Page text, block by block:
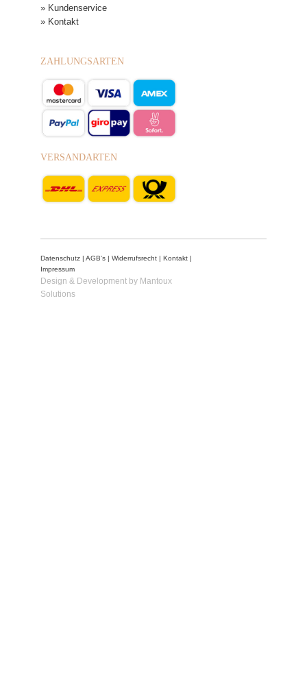
» Kundenservice
» Kontakt
ZAHLUNGSARTEN
VERSANDARTEN
Datenschutz AGB's Widerrufsrecht Kontakt
Impressum
Design & Development by Mantoux
Solutions